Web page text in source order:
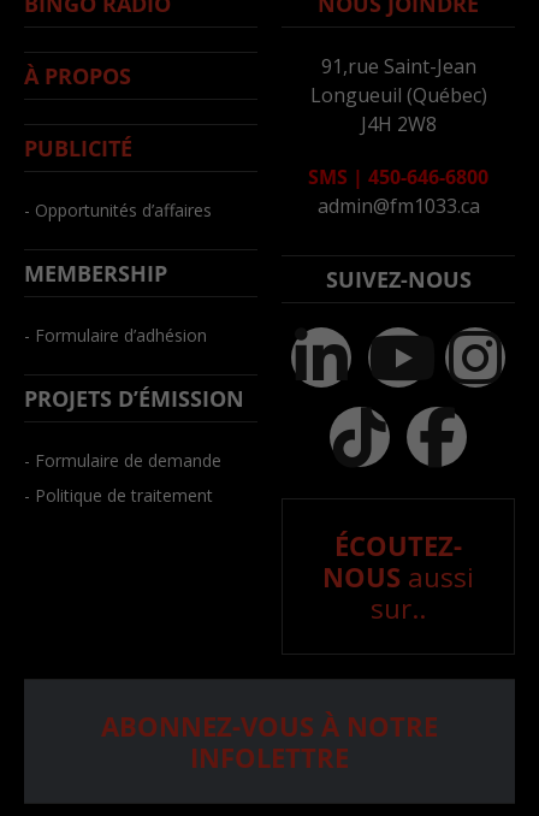
À PROPOS
PUBLICITÉ
- Opportunités d’affaires
MEMBERSHIP
- Formulaire d’adhésion
PROJETS D’ÉMISSION
- Formulaire de demande
- Politique de traitement
91,rue Saint-Jean
Longueuil (Québec)
J4H 2W8
SMS | 450-646-6800
admin@fm1033.ca
SUIVEZ-NOUS
ÉCOUTEZ-
NOUS aussi
sur..
ABONNEZ-VOUS À NOTRE
INFOLETTRE